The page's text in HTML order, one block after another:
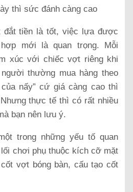
thì sức đánh càng cao
đắt tiền là tốt, việc lựa được
mới là quan trọng. Mỗi
xúc với chiếc vợt riêng khi
thường mua hàng theo
nấy” cứ giá càng cao thì
thực tế thì có rất nhiều
bạn nên lưu ý.
trong những yếu tố quan
chơi phụ thuộc kích cỡ mặt
vợt bóng bàn, cấu tạo cốt